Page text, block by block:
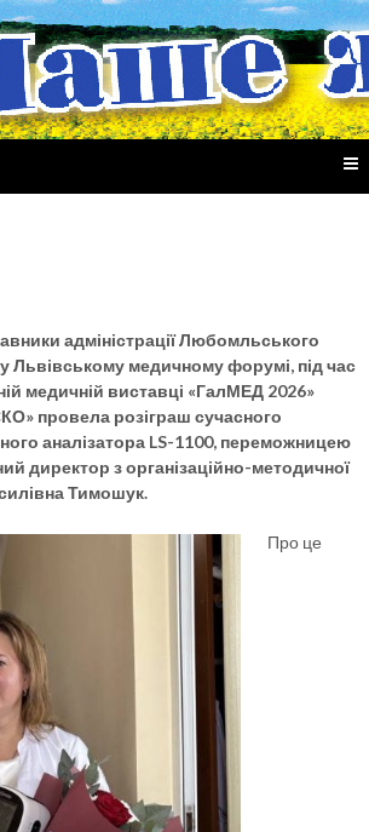
адміністрації Любомльського
Львівському медичному форумі, під час
медичній виставці «ГалМЕД 2026»
провела розіграш сучасного
аналізатора LS-1100, переможницею
директор з організаційно-методичної
Тимошук.
Про це